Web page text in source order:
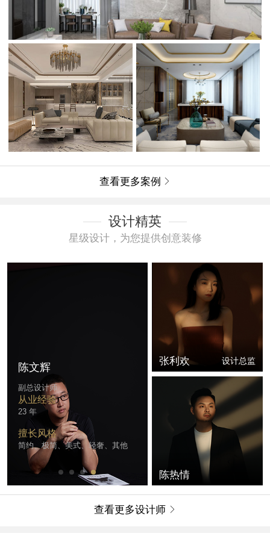
查看更多案例 
设计精英
星级设计，为您提供创意装修
陈文辉
副总设计师
从业经验
23 年
擅长风格
简约、极简、美式、轻奢、其他
张利欢 设计总监
陈热情
查看更多设计师 